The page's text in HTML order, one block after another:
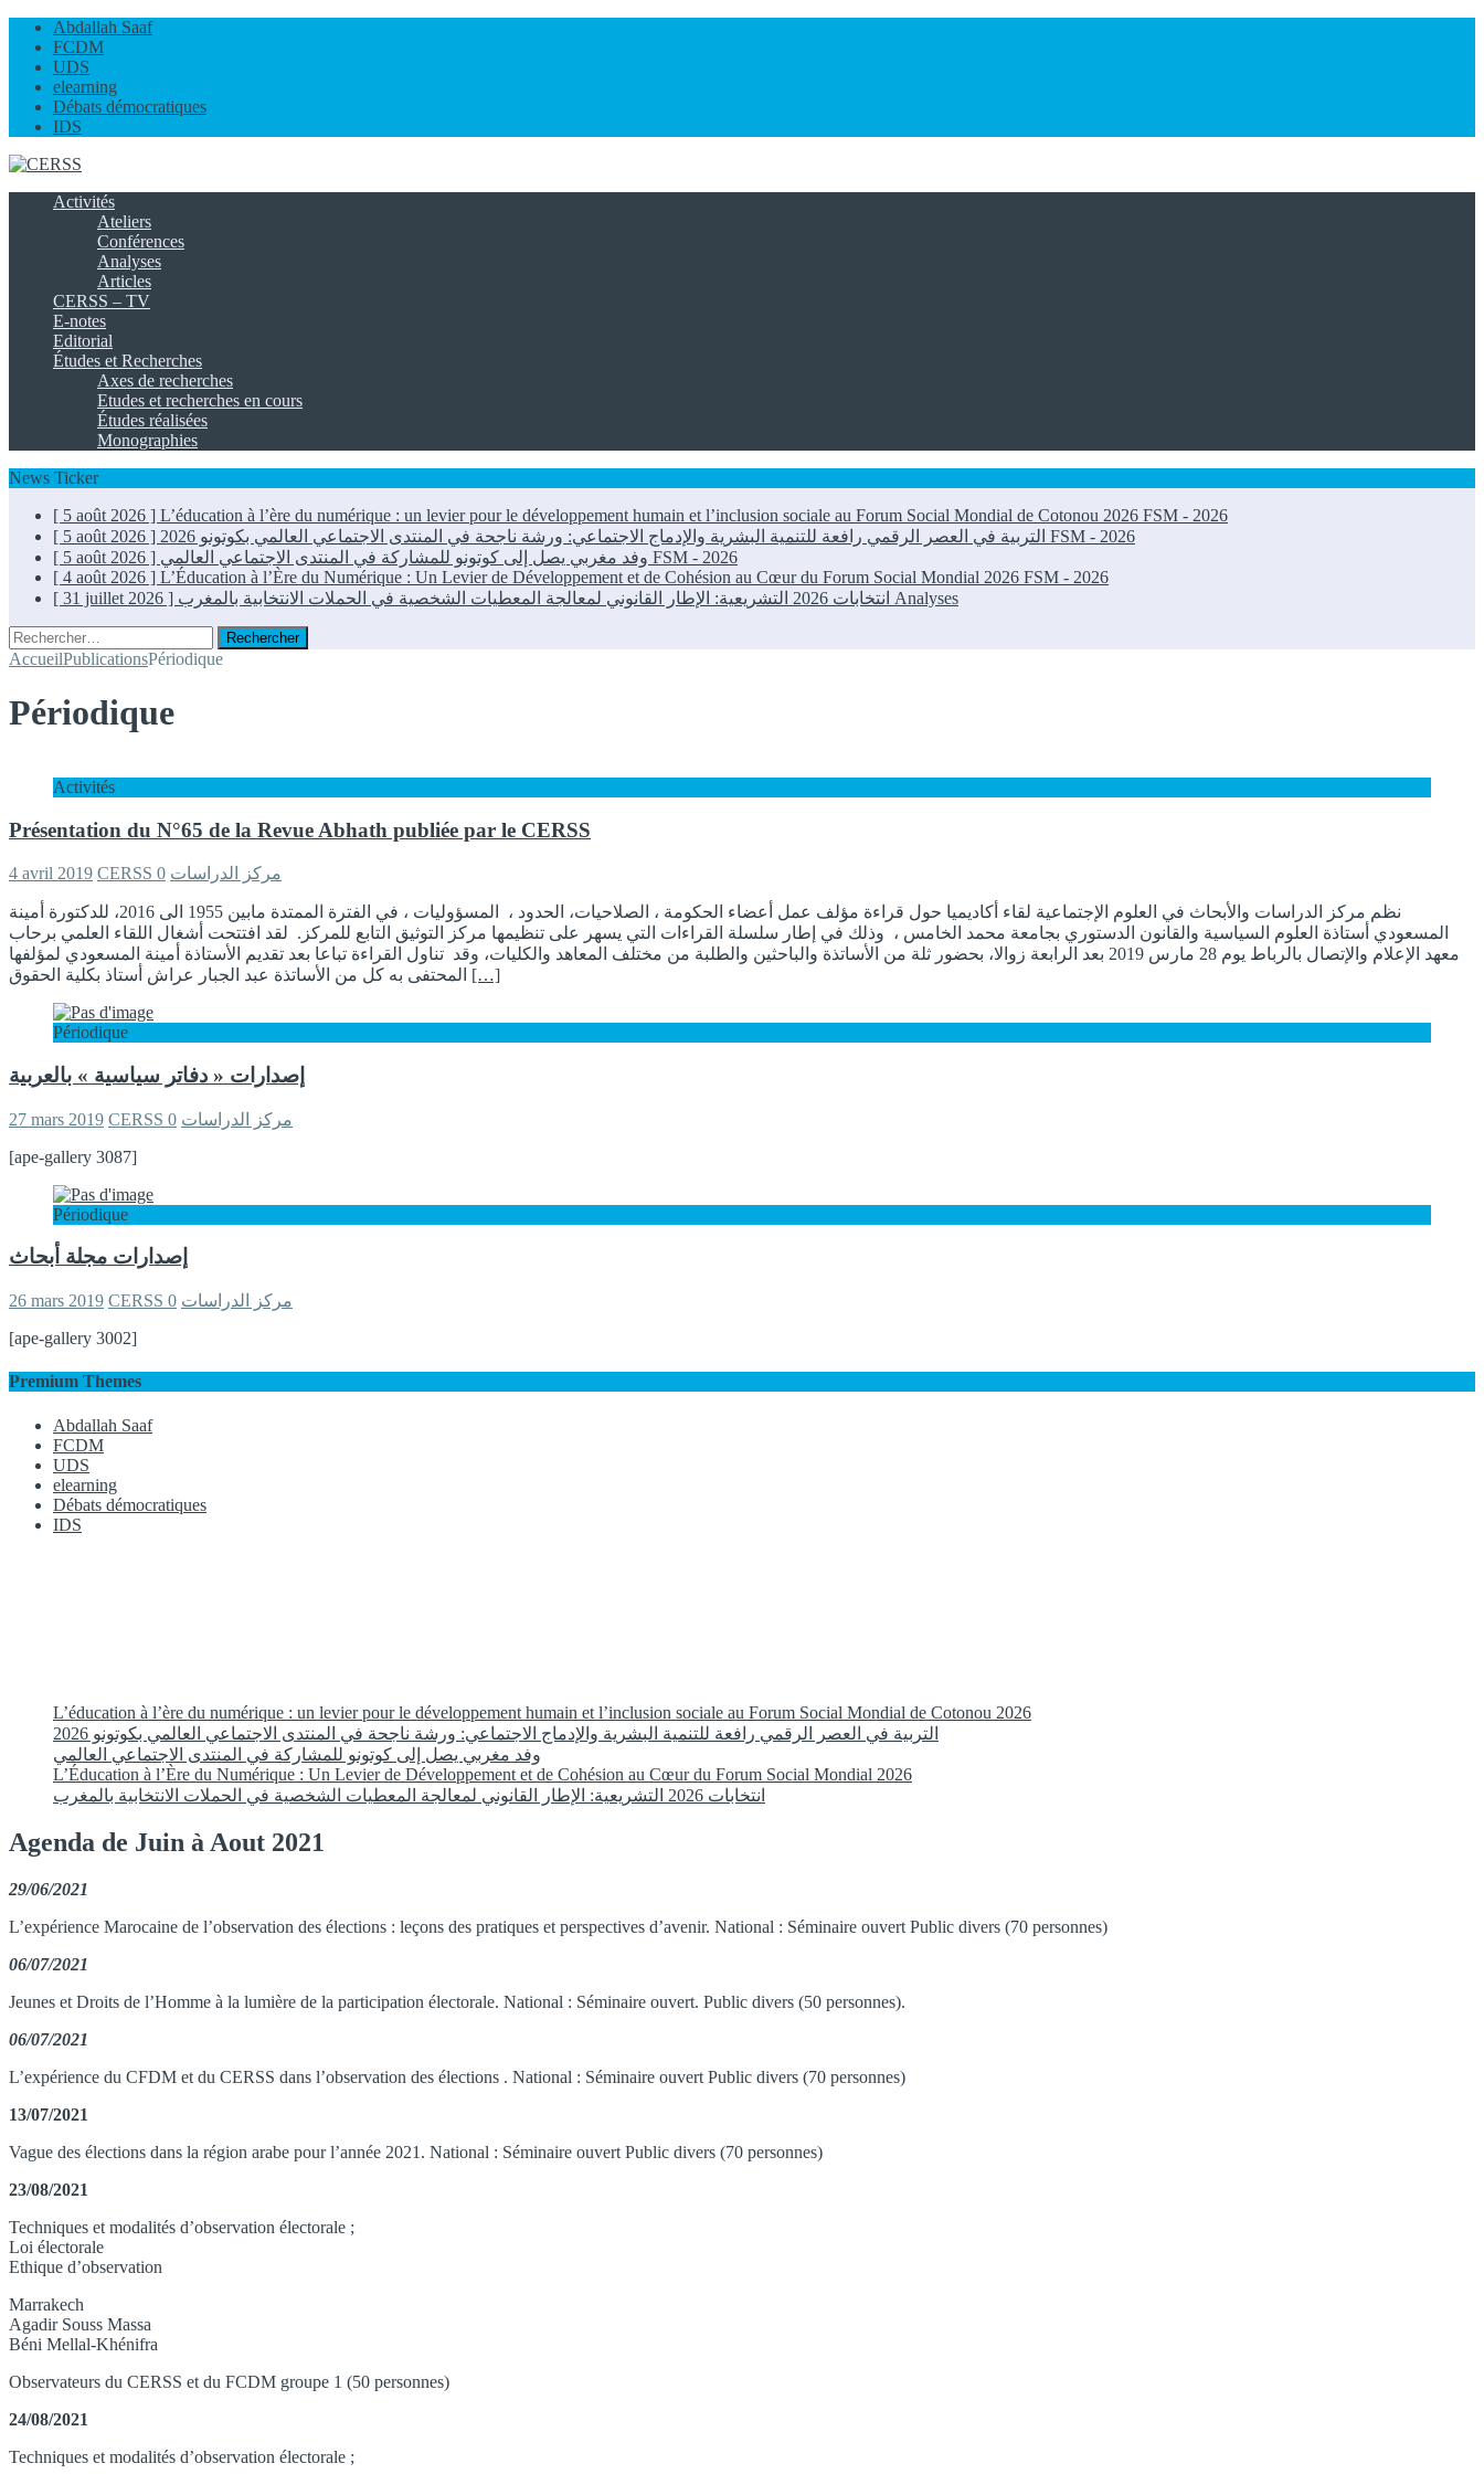
Abdallah Saaf
FCDM
UDS
elearning
Débats démocratiques
IDS
Activités
Ateliers
Conférences
Analyses
Articles
CERSS – TV
E-notes
Editorial
Études et Recherches
Axes de recherches
Etudes et recherches en cours
Études réalisées
Monographies
News Ticker
[ 5 août 2026 ] L’éducation à l’ère du numérique : un levier pour le développement humain et l’inclusion sociale au Forum Social Mondial de Cotonou 2026 FSM - 2026
[ 5 août 2026 ]
FSM - 2026
[ 5 août 2026 ]
FSM - 2026
[ 4 août 2026 ] L’Éducation à l’Ère du Numérique : Un Levier de Développement et de Cohésion au Cœur du Forum Social Mondial 2026 FSM - 2026
[ 31 juillet 2026 ]
Analyses
Rechercher :
AccueilPublicationsPériodique
Périodique
Activités
Présentation du N°65 de la Revue Abhath publiée par le CERSS
4 avril 2019 CERSS مركز الدراسات 0
نظم مركز الدراسات والأبحاث في العلوم الإجتماعية لقاء أكاديميا حول قراءة مؤلف عمل أعضاء الحكومة ، الصلاحيات، الحدود ، المسؤوليات ، في الفترة الممتدة مابين 1955 الى 2016، للدكتورة أمينة
المسعودي أستاذة العلوم السياسية والقانون الدستوري بجامعة محمد الخامس ، وذلك في إطار سلسلة القراءات التي يسهر على تنظيمها مركز التوثيق التابع للمركز. لقد افتتحت أشغال اللقاء العلمي برحاب
معهد الإعلام والإتصال بالرباط يوم 28 مارس 2019 بعد الرابعة زوالا، بحضور ثلة من الأساتذة والباحثين والطلبة من مختلف المعاهد والكليات، وقد تناول القراءة تباعا بعد تقديم الأستاذة أمينة المسعودي لمؤلفها
[…]
Périodique
إصدارات « دفاتر سياسية » بالعربية
27 mars 2019 CERSS مركز الدراسات 0
[ape-gallery 3087]
Périodique
إصدارات مجلة أبحاث
26 mars 2019 CERSS مركز الدراسات 0
[ape-gallery 3002]
Premium Themes
Abdallah Saaf
FCDM
UDS
elearning
Débats démocratiques
IDS
L’éducation à l’ère du numérique : un levier pour le développement humain et l’inclusion sociale au Forum Social Mondial de Cotonou 2026
التربية في العصر الرقمي رافعة للتنمية البشرية والإدماج الاجتماعي: ورشة ناجحة في المنتدى الاجتماعي العالمي بكوتونو 2026
وفد مغربي يصل إلى كوتونو للمشاركة في المنتدى الاجتماعي العالمي
L’Éducation à l’Ère du Numérique : Un Levier de Développement et de Cohésion au Cœur du Forum Social Mondial 2026
انتخابات 2026 التشريعية: الإطار القانوني لمعالجة المعطيات الشخصية في الحملات الانتخابية بالمغرب
Agenda de Juin à Aout 2021
29/06/2021
L’expérience Marocaine de l’observation des élections : leçons des pratiques et perspectives d’avenir. National : Séminaire ouvert Public divers (70 personnes)
06/07/2021
Jeunes et Droits de l’Homme à la lumière de la participation électorale. National : Séminaire ouvert. Public divers (50 personnes).
06/07/2021
L’expérience du CFDM et du CERSS dans l’observation des élections . National : Séminaire ouvert Public divers (70 personnes)
13/07/2021
Vague des élections dans la région arabe pour l’année 2021. National : Séminaire ouvert Public divers (70 personnes)
23/08/2021
Techniques et modalités d’observation électorale ;
Loi électorale
Ethique d’observation
Marrakech
Agadir Souss Massa
Béni Mellal-Khénifra
Observateurs du CERSS et du FCDM groupe 1 (50 personnes)
24/08/2021
Techniques et modalités d’observation électorale ;